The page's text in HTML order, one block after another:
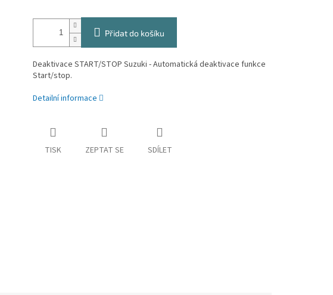
Přidat do košíku
Deaktivace START/STOP Suzuki - Automatická deaktivace funkce
Start/stop.
Detailní informace
TISK ZEPTAT SE SDÍLET